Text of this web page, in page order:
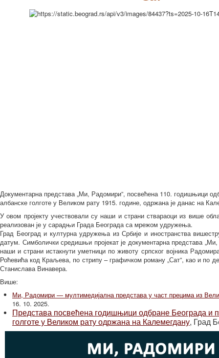
Документарна представа „Ми, Радомири”, посвећена 110. годишњици
албанске голготе у Великом рату 1915. године, одржана је данас на
У овом пројекту учествовали су наши и страни ствараоци из више
реализован је у сарадњи Града Београда са мрежом удружења.
Град Београд и културна удружења из Србије и иностранства
датум. Симболички средишњи пројекат је документарна представа
наши и страни истакнути уметници по животу српског војника
Роћевића код Краљева, по стрипу – графичком роману „Сат”, као и по
Станислава Винавера.
Више:
Ми, Радомири — мултимедијална представа у част прецима из
16. 10. 2025.
Представа посвећена годишњици одбране Београда и
голготе у Великом рату одржана на Калемегдану, Град